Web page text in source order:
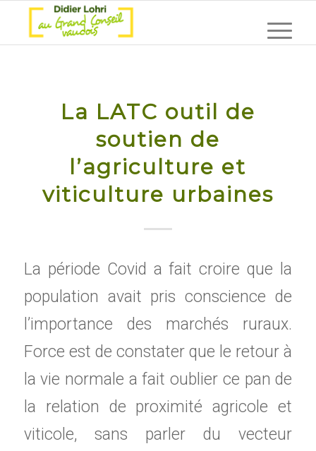
La LATC outil de
soutien de
l’agriculture et
viticulture urbaines
La période Covid a fait croire que la
population avait pris conscience de
l’importance des marchés ruraux.
Force est de constater que le retour à
la vie normale a fait oublier ce pan de
la relation de proximité agricole et
viticole, sans parler du vecteur